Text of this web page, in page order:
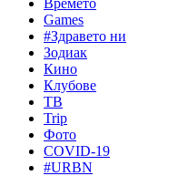
Games
#Здравето ни
Зодиак
Кино
Клубове
ТВ
Trip
Фото
COVID-19
#URBN